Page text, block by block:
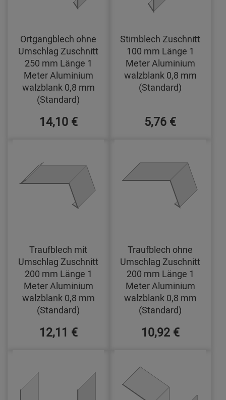
Ortgangblech ohne
Umschlag Zuschnitt
250 mm Länge 1
Meter Aluminium
walzblank 0,8 mm
(Standard)
14,10 €
Stirnblech Zuschnitt
100 mm Länge 1
Meter Aluminium
walzblank 0,8 mm
(Standard)
5,76 €
Traufblech mit
Umschlag Zuschnitt
200 mm Länge 1
Meter Aluminium
walzblank 0,8 mm
(Standard)
12,11 €
Traufblech ohne
Umschlag Zuschnitt
200 mm Länge 1
Meter Aluminium
walzblank 0,8 mm
(Standard)
10,92 €